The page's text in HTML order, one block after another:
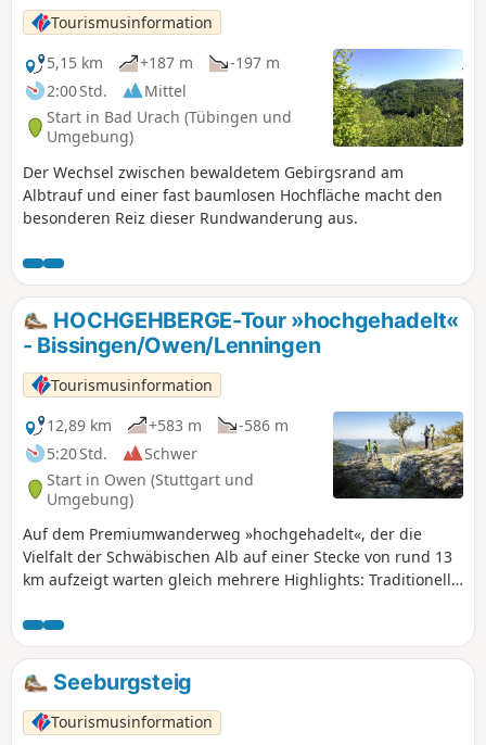
Tourismusinformation
5,15 km
+187 m
-197 m
2:00 Std.
Mittel
Start in Bad Urach (Tübingen und
Umgebung)
Der Wechsel zwischen bewaldetem Gebirgsrand am
Albtrauf und einer fast baumlosen Hochfläche macht den
besonderen Reiz dieser Rundwanderung aus.
HOCHGEHBERGE-Tour »hochgehadelt«
- Bissingen/Owen/Lenningen
Tourismusinformation
12,89 km
+583 m
-586 m
5:20 Std.
Schwer
Start in Owen (Stuttgart und
Umgebung)
Auf dem Premiumwanderweg »hochgehadelt«, der die
Vielfalt der Schwäbischen Alb auf einer Stecke von rund 13
km aufzeigt warten gleich mehrere Highlights: Traditionelle
Historische Kulturdenkmäler wie die Burg Teck und die
Ruine Rauber und nicht zu vergessen: einzigartige
Aussichtspunkte und Felsvorsprünge mit Blick über das
Albvorland, die Kaiserberge und die Steilhänge des
Albtraufs.
Seeburgsteig
Tourismusinformation